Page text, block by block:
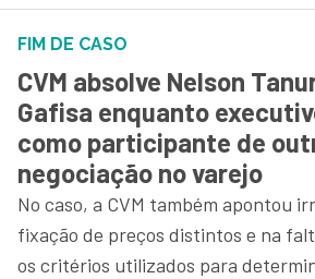
FIM DE CASO
CVM absolve Nelson
Gafisa enquanto
como participante de
negociação no varejo
No caso, a CVM também apontou
fixação de preços distintos e na
os critérios utilizados para